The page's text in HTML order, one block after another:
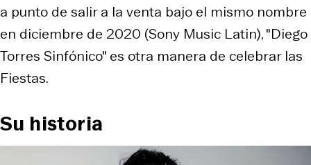
a punto de salir a la venta bajo el mismo nombre
en diciembre de 2020 (Sony Music Latin), "Diego
Torres Sinfónico" es otra manera de celebrar las
Fiestas.
Su historia